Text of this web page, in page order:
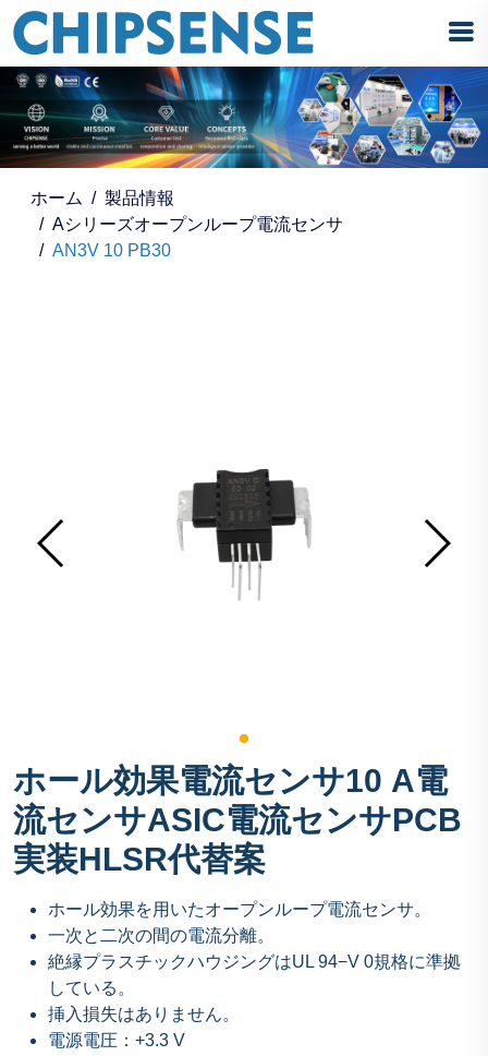
ホーム
製品情報
Aシリーズオープンループ電流センサ
AN3V 10 PB30
ホール効果電流センサ10 A電
流センサASIC電流センサPCB
実装HLSR代替案
ホール効果を用いたオープンループ電流センサ。
一次と二次の間の電流分離。
絶縁プラスチックハウジングはUL 94−V 0規格に準拠
している。
挿入損失はありません。
電源電圧：+3.3 V